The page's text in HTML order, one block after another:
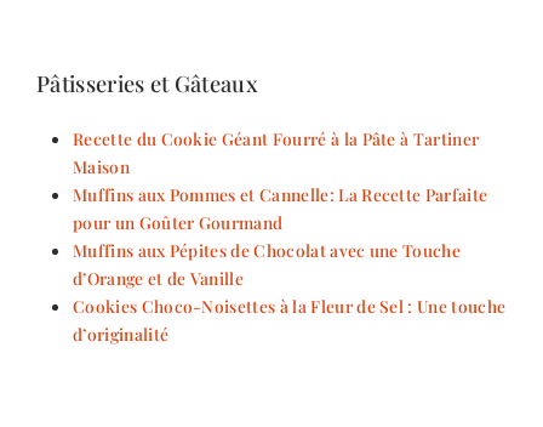
Pâtisseries et Gâteaux
Recette du Cookie Géant Fourré à la Pâte à Tartiner
Maison
Muffins aux Pommes et Cannelle: La Recette Parfaite
pour un Goûter Gourmand
Muffins aux Pépites de Chocolat avec une Touche
d’Orange et de Vanille
Cookies Choco-Noisettes à la Fleur de Sel : Une touche
d’originalité